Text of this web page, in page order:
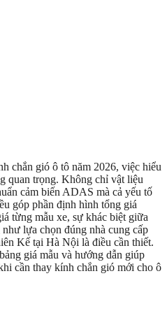
chắn gió ô tô năm 2026, việc hiểu
quan trọng. Không chỉ vật liệu
cảm biến ADAS mà cả yếu tố
góp phần định hình tổng giá
từng mẫu xe, sự khác biệt giữa
lựa chọn đúng nhà cung cấp
Kế tại Hà Nội là điều cần thiết.
giá mẫu và hướng dẫn giúp
cần thay kính chắn gió mới cho ô